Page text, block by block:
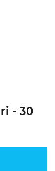
- 30